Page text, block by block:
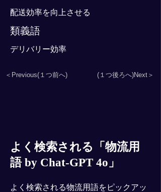
配送効率を向上させる
類義語
デリバリー効率
＜Previous(１つ前へ) (１つ後ろへ)Next＞
よく検索される「物流用
語 by Chat-GPT 4o」
よく検索される物流用語をピックアッ